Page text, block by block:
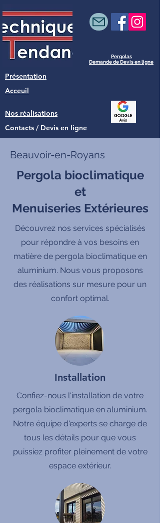
Demande de Devis en ligne
Pergolas
Présentation
Nos réalisations
Contacts / Devis en ligne
Acceuil
Beauvoir-en-Royans
Pergola bioclimatique
et
Menuiseries Extérieures
Découvrez nos services spécialisés
pour répondre à vos besoins en
matière de pergola bioclimatique en
aluminium. Nous vous proposons
des réalisations sur mesure pour un
confort optimal.
Installation
Confiez-nous l'installation de votre
pergola bioclimatique en aluminium.
Notre équipe d'experts se charge de
tous les détails pour que vous
puissiez profiter pleinement de votre
espace extérieur.